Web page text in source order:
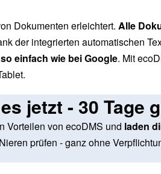
Dokumenten erleichtert. Alle
der integrierten automatischen
einfach wie bei Google. Mit
jetzt - 30 Tage
Vorteilen von ecoDMS und laden
prüfen - ganz ohne